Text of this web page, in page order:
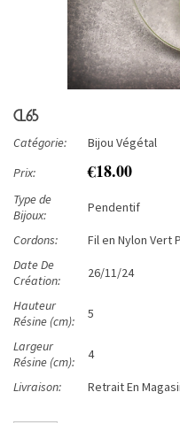
CL65
Catégorie:
Bijou Végétal
Prix:
€18.00
Type de
Bijoux:
Pendentif
Cordons:
Fil en Nylon Vert
Date De
Création:
26/11/24
Hauteur
Résine (cm):
5
Largeur
Résine (cm):
4
Livraison: Retrait En